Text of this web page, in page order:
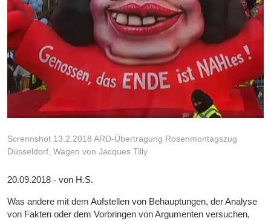
Scrennshot 13.2.2018 ARD-Übertragung Rosenmontagszug
Düsseldorf, Wagen von Jacques Tilly
20.09.2018 - von H.S.
Was andere mit dem Aufstellen von Behauptungen, der Analyse
von Fakten oder dem Vorbringen von Argumenten versuchen,